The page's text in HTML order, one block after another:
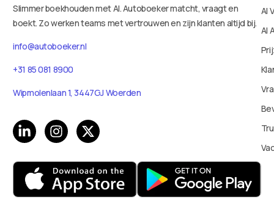
Slimmer boekhouden met AI. Autoboeker matcht, vraagt en
boekt. Zo werken teams met vertrouwen en zijn klanten altijd bij.
info@autoboeker.nl
+31 85 081 8900
Wipmolenlaan 1, 3447GJ Woerden
AI
AI